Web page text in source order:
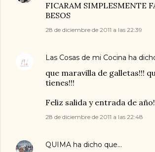
FICARAM SIMPLESMENTE
BESOS
28 de diciembre de 2011 a las 22:39
Las Cosas de mi Cocina ha
que maravilla de galletas!!!
tienes!!!
Feliz salida y entrada de
28 de diciembre de 2011 a las 22:48
QUIMA ha dicho que…